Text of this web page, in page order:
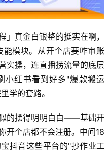
真金白银整的挺实在啊，
模块。从开个店要咋审账
实操，连直播捞流量的底层
小红书看到好多"爆款搬运
学的套路。
的摆得明明白白——基础开
开个店都不会注册。中间18
抖音这些平台的"抄作业工